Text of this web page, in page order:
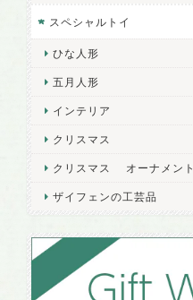
スペシャルトイ
ひな人形
五月人形
インテリア
クリスマス
クリスマス オーナメント
ザイフェンの工芸品